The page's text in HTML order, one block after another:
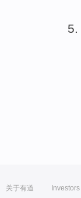
关于有道 Investors